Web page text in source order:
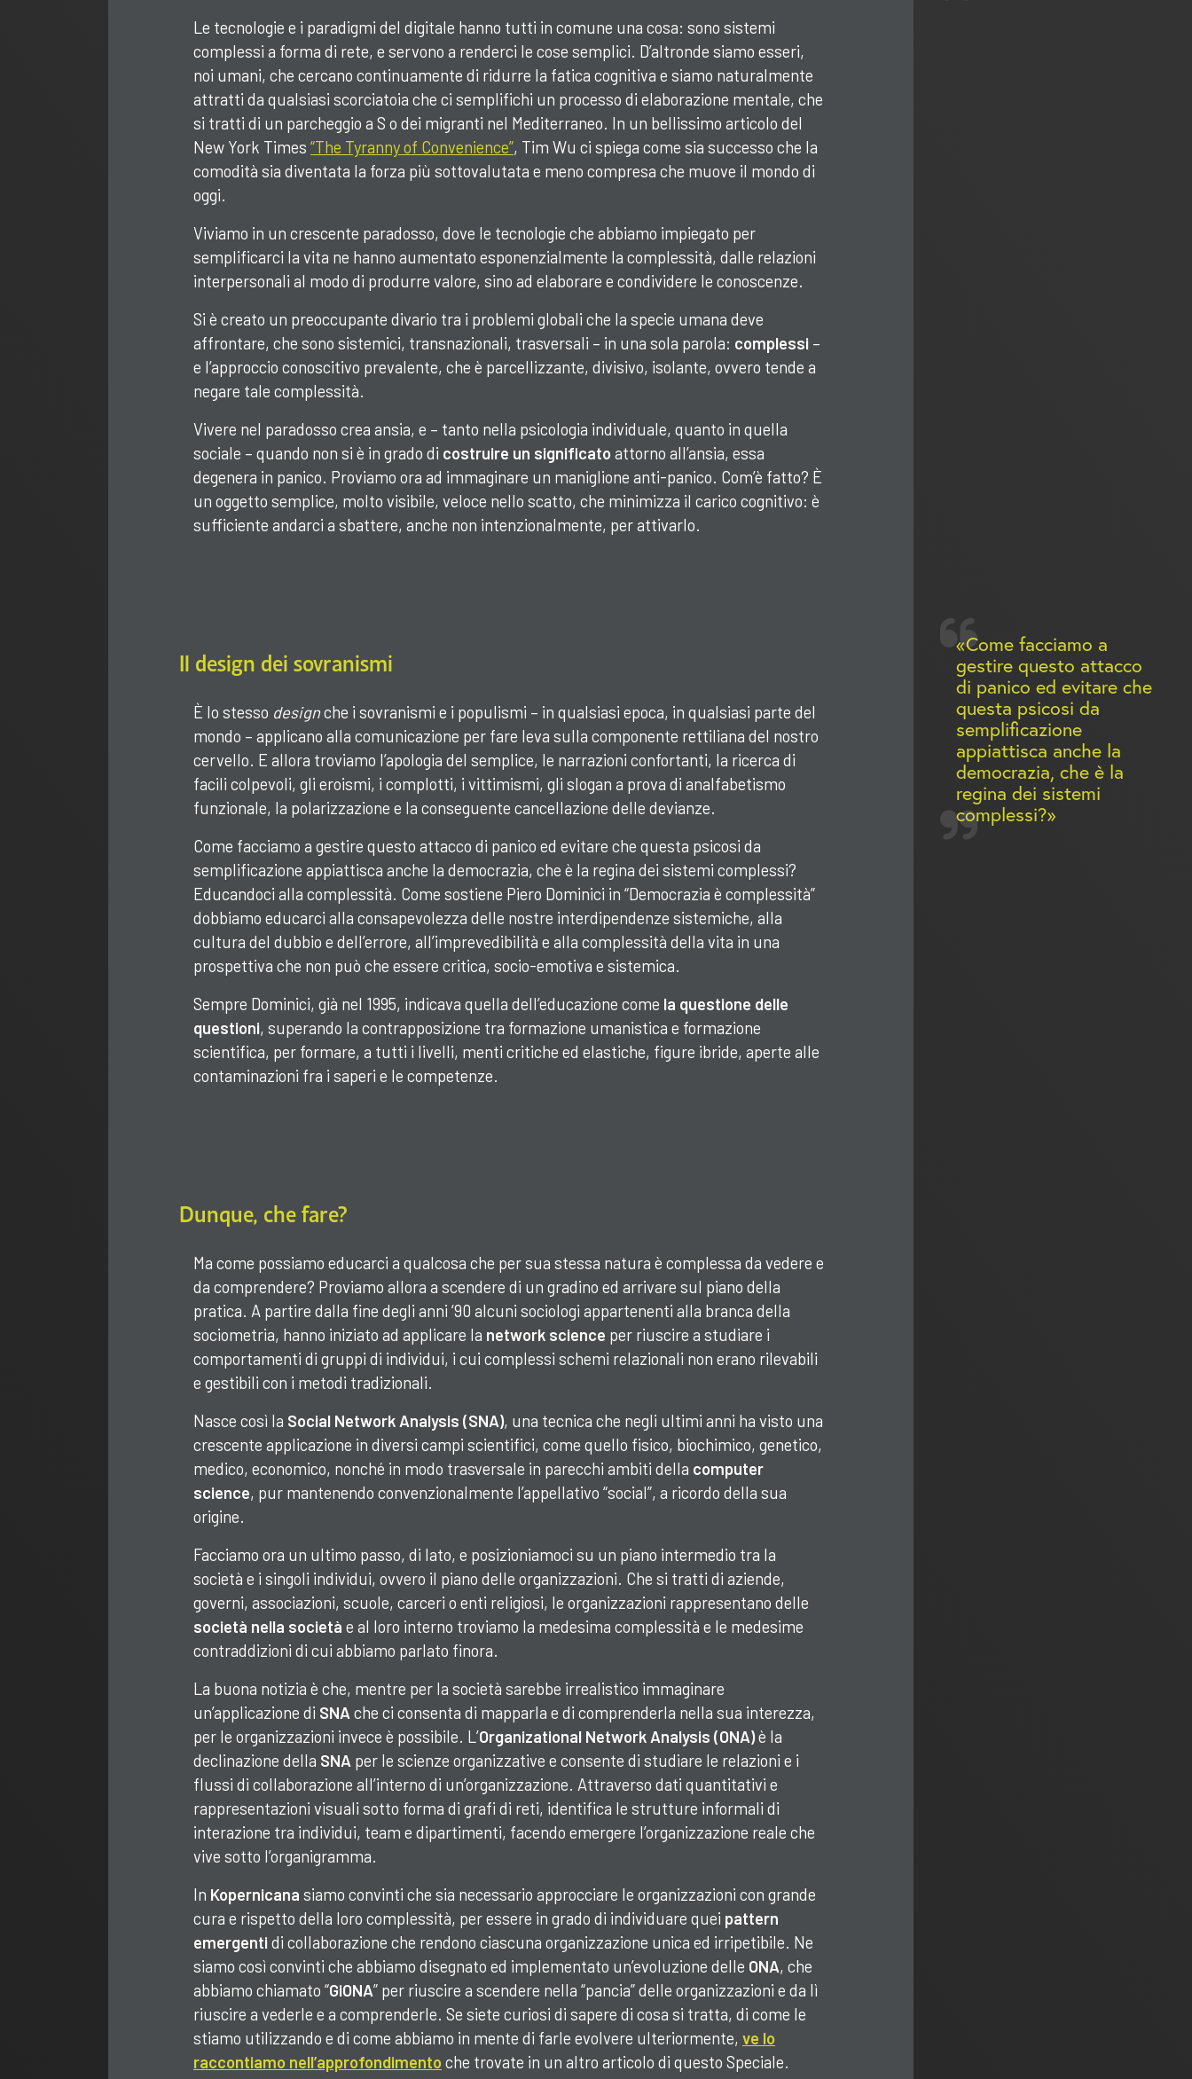
Le tecnologie e i paradigmi del digitale hanno tutti in comune una cosa: sono sistemi
complessi a forma di rete, e servono a renderci le cose semplici. D’altronde siamo esseri,
noi umani, che cercano continuamente di ridurre la fatica cognitiva e siamo naturalmente
attratti da qualsiasi scorciatoia che ci semplifichi un processo di elaborazione mentale, che
si tratti di un parcheggio a S o dei migranti nel Mediterraneo. In un bellissimo articolo del
New York Times “The Tyranny of Convenience”, Tim Wu ci spiega come sia successo che la
comodità sia diventata la forza più sottovalutata e meno compresa che muove il mondo di
oggi.
Viviamo in un crescente paradosso, dove le tecnologie che abbiamo impiegato per
semplificarci la vita ne hanno aumentato esponenzialmente la complessità, dalle relazioni
interpersonali al modo di produrre valore, sino ad elaborare e condividere le conoscenze.
Si è creato un preoccupante divario tra i problemi globali che la specie umana deve
affrontare, che sono sistemici, transnazionali, trasversali – in una sola parola: complessi –
e l’approccio conoscitivo prevalente, che è parcellizzante, divisivo, isolante, ovvero tende a
negare tale complessità.
Vivere nel paradosso crea ansia, e – tanto nella psicologia individuale, quanto in quella
sociale – quando non si è in grado di costruire un significato attorno all’ansia, essa
degenera in panico. Proviamo ora ad immaginare un maniglione anti-panico. Com’è fatto? È
un oggetto semplice, molto visibile, veloce nello scatto, che minimizza il carico cognitivo: è
sufficiente andarci a sbattere, anche non intenzionalmente, per attivarlo.
Il design dei sovranismi
È lo stesso designche i sovranismi e i populismi – in qualsiasi epoca, in qualsiasi parte del
mondo – applicano alla comunicazione per fare leva sulla componente rettiliana del nostro
cervello. E allora troviamo l’apologia del semplice, le narrazioni confortanti, la ricerca di
facili colpevoli, gli eroismi, i complotti, i vittimismi, gli slogan a prova di analfabetismo
funzionale, la polarizzazione e la conseguente cancellazione delle devianze.
Come facciamo a gestire questo attacco di panico ed evitare che questa psicosi da
semplificazione appiattisca anche la democrazia, che è la regina dei sistemi complessi?
Educandoci alla complessità. Come sostiene Piero Dominici in “Democrazia è complessità”
dobbiamo educarci alla consapevolezza delle nostre interdipendenze sistemiche, alla
cultura del dubbio e dell’errore, all’imprevedibilità e alla complessità della vita in una
prospettiva che non può che essere critica, socio-emotiva e sistemica.
Sempre Dominici, già nel 1995, indicava quella dell’educazione come la questione delle
questioni, superando la contrapposizione tra formazione umanistica e formazione
scientifica, per formare, a tutti i livelli, menti critiche ed elastiche, figure ibride, aperte alle
contaminazioni fra i saperi e le competenze.
Come facciamo a
gestire questo attacco
di panico ed evitare che
questa psicosi da
semplificazione
appiattisca anche la
democrazia, che è la
regina dei sistemi
complessi?
Dunque, che fare?
Ma come possiamo educarci a qualcosa che per sua stessa natura è complessa da vedere e
da comprendere? Proviamo allora a scendere di un gradino ed arrivare sul piano della
pratica. A partire dalla fine degli anni ‘90 alcuni sociologi appartenenti alla branca della
sociometria, hanno iniziato ad applicare la network science per riuscire a studiare i
comportamenti di gruppi di individui, i cui complessi schemi relazionali non erano rilevabili
e gestibili con i metodi tradizionali.
Nasce così la Social Network Analysis (SNA), una tecnica che negli ultimi anni ha visto una
crescente applicazione in diversi campi scientifici, come quello fisico, biochimico, genetico,
medico, economico, nonché in modo trasversale in parecchi ambiti della computer
science, pur mantenendo convenzionalmente l’appellativo “social”, a ricordo della sua
origine.
Facciamo ora un ultimo passo, di lato, e posizioniamoci su un piano intermedio tra la
società e i singoli individui, ovvero il piano delle organizzazioni. Che si tratti di aziende,
governi, associazioni, scuole, carceri o enti religiosi, le organizzazioni rappresentano delle
società nella società e al loro interno troviamo la medesima complessità e le medesime
contraddizioni di cui abbiamo parlato finora.
La buona notizia è che, mentre per la società sarebbe irrealistico immaginare
un’applicazione di SNA che ci consenta di mapparla e di comprenderla nella sua interezza,
per le organizzazioni invece è possibile. L’Organizational Network Analysis (ONA)è la
declinazione della SNA per le scienze organizzative e consente di studiare le relazioni e i
flussi di collaborazione all’interno di un’organizzazione. Attraverso dati quantitativi e
rappresentazioni visuali sotto forma di grafi di reti, identifica le strutture informali di
interazione tra individui, team e dipartimenti, facendo emergere l’organizzazione reale che
vive sotto l’organigramma.
In Kopernicana siamo convinti che sia necessario approcciare le organizzazioni con grande
cura e rispetto della loro complessità, per essere in grado di individuare quei pattern
emergentidi collaborazione che rendono ciascuna organizzazione unica ed irripetibile. Ne
siamo così convinti che abbiamo disegnato ed implementato un’evoluzione delle ONA, che
abbiamo chiamato “GiONA” per riuscire a scendere nella “pancia” delle organizzazioni e da lì
riuscire a vederle e a comprenderle. Se siete curiosi di sapere di cosa si tratta, di come le
stiamo utilizzando e di come abbiamo in mente di farle evolvere ulteriormente, ve lo
raccontiamo nell’approfondimento che trovate in un altro articolo di questo Speciale.